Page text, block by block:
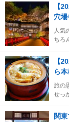
【
穴
人気
ちろ
【
ら
旅の
せっ
関